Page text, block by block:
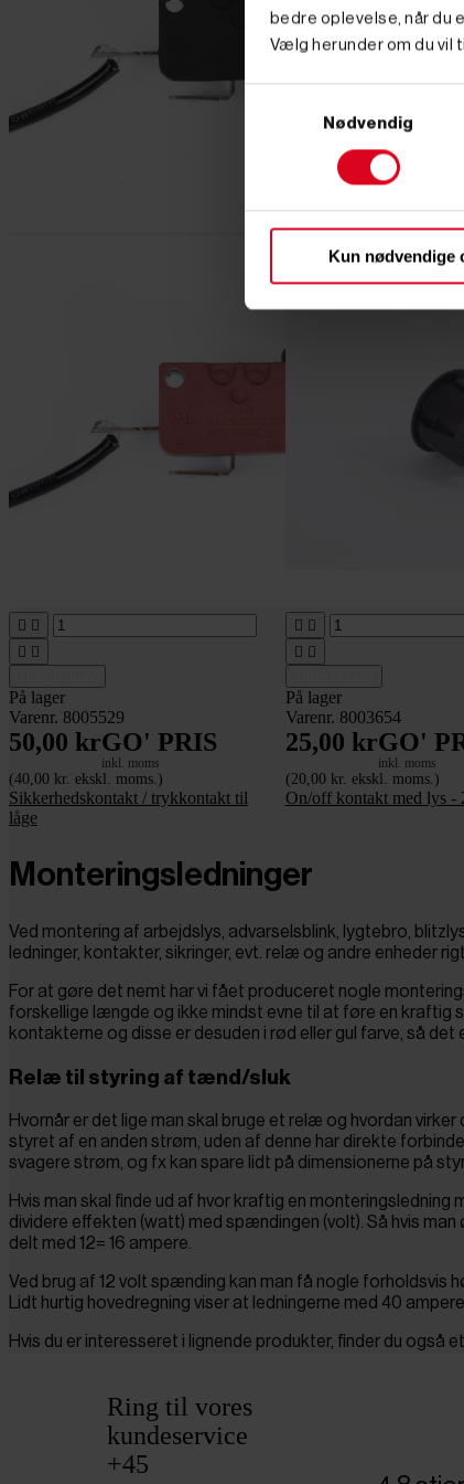
bedre oplevelse, når du
Vælg herunder om du vil
Nødvendig
Kun nødvendige
 
 
På lager
Varenr. 8005529
50,00 krGO' PRIS
inkl. moms
(40,00 kr. ekskl. moms.)
Sikkerhedskontakt / trykkontakt til
låge
 
 
På lager
Varenr. 8003654
25,00 krGO'
inkl. moms
(20,00 kr. ekskl. moms.)
On/off kontakt med lys -
Monteringsledninger
Ved montering af arbejdslys, advarselsblink, lygtebro,
ledninger, kontakter, sikringer, evt. relæ og andre enheder
For at gøre det nemt har vi fået produceret nogle
forskellige længde og ikke mindst evne til at føre en kraftig
kontakterne og disse er desuden i rød eller gul farve, så det
Relæ til styring af tænd/sluk
Hvornår er det lige man skal bruge et relæ og hvordan
styret af en anden strøm, uden af denne har direkte
svagere strøm, og fx kan spare lidt på dimensionerne på
Hvis man skal finde ud af hvor kraftig en
dividere effekten (watt) med spændingen (volt). Så hvis
delt med 12= 16 ampere.
Ved brug af 12 volt spænding kan man få nogle forholdsvis
Lidt hurtig hovedregning viser at ledningerne med 40
Hvis du er interesseret i lignende produkter, finder du også
Ring til vores
kundeservice
+45